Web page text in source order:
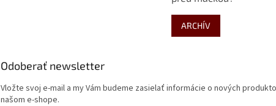
ARCHÍV
Odoberať newsletter
Vložte svoj e-mail a my Vám budeme zasielať informácie o nových
našom e-shope.